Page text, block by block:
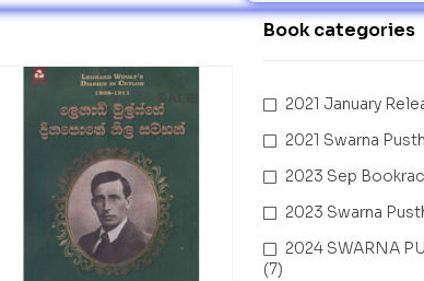
Book categories
2021 January
2021 Swarna
2023 Sep
2023 Swarna
2024 SWARNA
(7)